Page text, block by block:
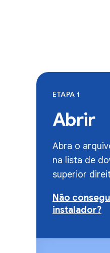
ETAPA 1
Abrir
Abra o
na lista de
superior
Não
instalador?